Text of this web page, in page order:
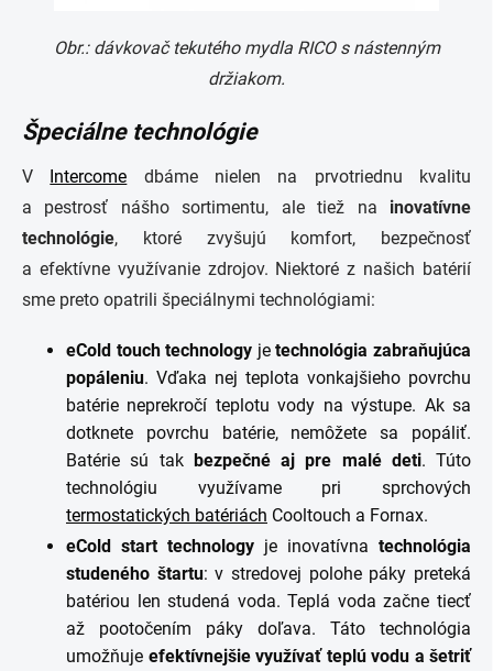
Obr.: dávkovač tekutého mydla RICO s nástenným
držiakom.
Špeciálne technológie
V Intercome dbáme nielen na prvotriednu kvalitu
a pestrosť nášho sortimentu, ale tiež na inovatívne
technológie, ktoré zvyšujú komfort, bezpečnosť
a efektívne využívanie zdrojov. Niektoré z našich batérií
sme preto opatrili špeciálnymi technológiami:
eCold touch technology jetechnológia zabraňujúca
popáleniu. Vďaka nej teplota vonkajšieho povrchu
batérie neprekročí teplotu vody na výstupe. Ak sa
dotknete povrchu batérie, nemôžete sa popáliť.
Batérie sú tak bezpečné aj pre malé deti. Túto
technológiu využívame pri sprchových
termostatických batériách Cooltouch a Fornax.
eCold start technology je inovatívna technológia
studeného štartu: v stredovej polohe páky preteká
batériou len studená voda. Teplá voda začne tiecť
až pootočením páky doľava. Táto technológia
umožňuje efektívnejšie využívať teplú vodu a šetriť